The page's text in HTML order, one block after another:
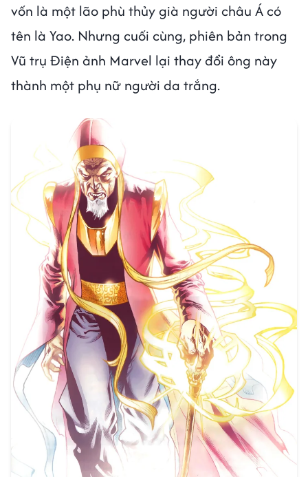
vốn là một lão phù thủy già người châu Á có
tên là Yao. Nhưng cuối cùng, phiên bản trong
Vũ trụ Điện ảnh Marvel lại thay đổi ông này
thành một phụ nữ người da trắng.